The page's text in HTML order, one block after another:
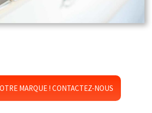
MARQUE ! CONTACTEZ-NOUS